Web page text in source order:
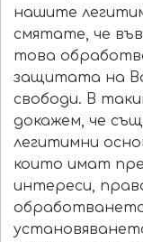
нашите
смятате, че
това
защитата на
свободи. В
докажем, че
легитимни
които имат
интереси,